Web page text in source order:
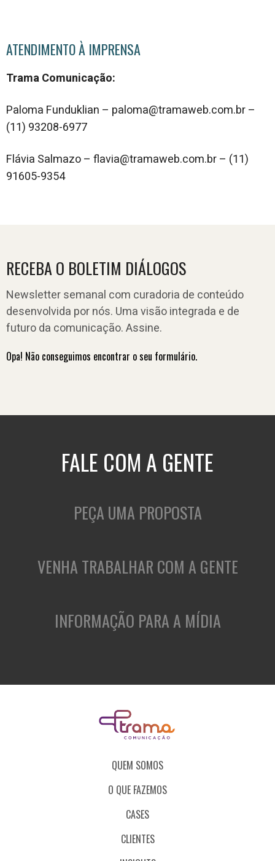
ATENDIMENTO À IMPRENSA
Trama Comunicação:
Paloma Funduklian – paloma@tramaweb.com.br –
(11) 93208-6977
Flávia Salmazo – flavia@tramaweb.com.br – (11)
91605-9354
RECEBA O BOLETIM DIÁLOGOS
Newsletter semanal com curadoria de conteúdo
desenvolvida por nós. Uma visão integrada e de
futuro da comunicação. Assine.
Opa! Não conseguimos encontrar o seu formulário.
FALE COM A GENTE
PEÇA UMA PROPOSTA
VENHA TRABALHAR COM A GENTE
INFORMAÇÃO PARA A MÍDIA
QUEM SOMOS
O QUE FAZEMOS
CASES
CLIENTES